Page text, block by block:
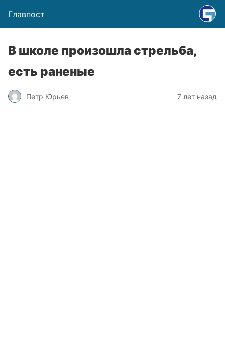
Главпост
В школе произошла стрельба,
есть раненые
Петр Юрьев 7 лет назад